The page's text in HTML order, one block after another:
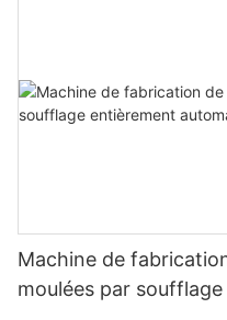
Machine de
moulées par